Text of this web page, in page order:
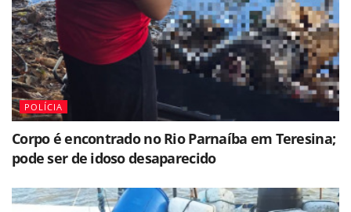
POLÍCIA
Corpo é encontrado no Rio Parnaíba em Teresina;
pode ser de idoso desaparecido